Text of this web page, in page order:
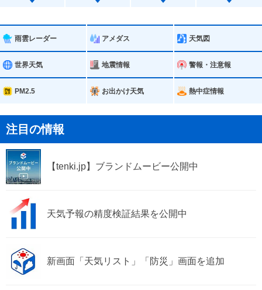
蓬田村
鰺ヶ沢町
西目屋村 藤崎町
大鰐町 田舎館村
中泊町
雨雲レーダー アメダス 天気図
世界天気 地震情報 警報・注意報
PM2.5 お出かけ天気 熱中症情報
注目の情報
【tenki.jp】ブランドムービー公開中
天気予報の精度検証結果を公開中
新画面「天気リスト」「防災」画面を追加